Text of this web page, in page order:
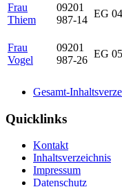
Frau
Thiem
09201
987-14
EG 04
Frau
Vogel
09201
987-26
EG 05
Gesamt-
Quicklinks
Kontakt
Inhaltsverzeichnis
Impressum
Datenschutz